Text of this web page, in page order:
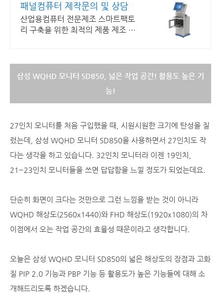
패널컴퓨터 제작문의 및 상담
산업용컴퓨터 전문제조 스마트팩토
리 구축을 위한 최적의 제품 제조 생
삼성 WQHD 모니터 SD850, 넓은 작업 공간! 활용도 높은 기
능!
27인치 모니터를 처음 구입했을 때, 시원시원한 크기에 탄성을 질
렀는데, 삼성 WQHD 모니터 SD850을 사용하면서 27인치도 작
다는 생각을 하고 있습니다. 32인치 모니터라 이젠 19인치,
21~23인치 모니터들을 쓰면 답답함을 느낄 정도가 되었는데요.
단순히 화면이 크다는 것만으로 그런 느낌을 받는 것이 아니라
WQHD 해상도(2560x1440)와 FHD 해상도(1920x1080)의 차
이점에서 오는 작업 공간의 효율성 때문이라고 생각합니다.
오늘은 삼성 WQHD 모니터 SD850의 넓은 해상도의 장점과 고화
질 PIP 2.0 기능과 PBP 기능 등 활용도가 높은 기능들에 대해 소
개해드리도록 하겠습니다.